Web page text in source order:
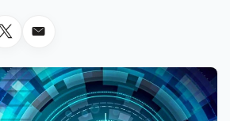
LinkedInen
Megosztas X-en
Megosztas emailben